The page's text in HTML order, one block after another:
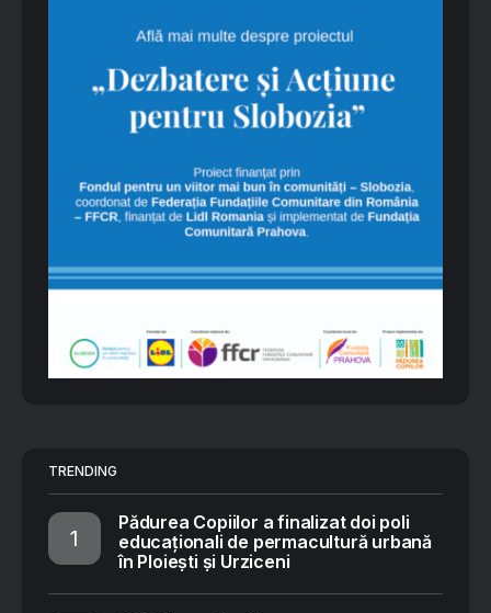
TRENDING
Pădurea Copiilor a finalizat doi poli
educaționali de permacultură urbană
în Ploiești și Urziceni